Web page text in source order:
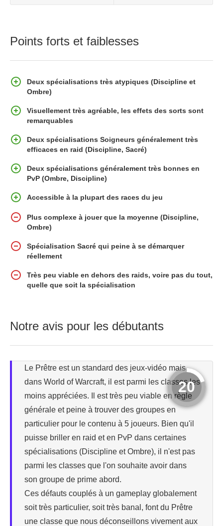
Points forts et faiblesses
Deux spécialisations très atypiques (Discipline et
Ombre)
Visuellement très agréable, les effets des sorts sont
remarquables
Deux spécialisations Soigneurs généralement très
efficaces en raid (Discipline, Sacré)
Deux spécialisations généralement très bonnes en
PvP (Ombre, Discipline)
Accessible à la plupart des races du jeu
Plus complexe à jouer que la moyenne (Discipline,
Ombre)
Spécialisation Sacré qui peine à se démarquer
réellement
Très peu viable en dehors des raids, voire pas du tout,
quelle que soit la spécialisation
Notre avis pour les débutants
20
Le Prêtre est un standard des jeux-vidéo mais,
dans World of Warcraft, il est parmi les classes les
moins appréciées. Il est très peu viable en règle
générale et peine à trouver des groupes en
particulier pour le contenu à 5 joueurs. Bien qu'il
puisse briller en raid et en PvP dans certaines
spécialisations (Discipline et Ombre), il n'est pas
parmi les classes que l'on souhaite avoir dans
son groupe de prime abord.
Ces défauts couplés à un gameplay globalement
soit très particulier, soit très banal, font du Prêtre
une classe que nous déconseillons vivement aux